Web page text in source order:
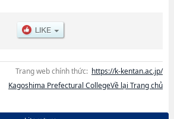
Trang web chính thức: https://k-kentan.ac.jp/
Kagoshima Prefectural CollegeVề lại Trang chủ